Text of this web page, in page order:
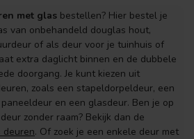
met glas bestellen? Hier bestel je
van onbehandeld douglas hout,
of als deur voor je tuinhuis of
extra daglicht binnen en de dubbele
doorgang. Je kunt kiezen uit
zoals een stapeldorpeldeur, een
en een glasdeur. Ben je op
zonder raam? Bekijk dan de
deuren. Of zoek je een enkele deur met